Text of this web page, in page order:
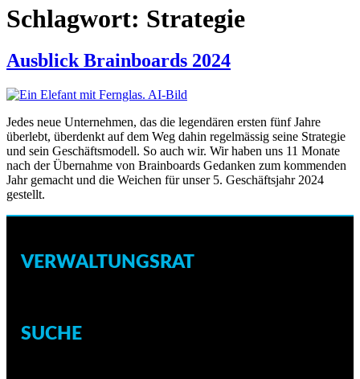
Schlagwort: Strategie
Ausblick Brainboards 2024
Jedes neue Unternehmen, das die legendären ersten fünf Jahre
überlebt, überdenkt auf dem Weg dahin regelmässig seine Strategie
und sein Geschäftsmodell. So auch wir. Wir haben uns 11 Monate
nach der Übernahme von Brainboards Gedanken zum kommenden
Jahr gemacht und die Weichen für unser 5. Geschäftsjahr 2024
gestellt.
VERWALTUNGSRAT
SUCHE